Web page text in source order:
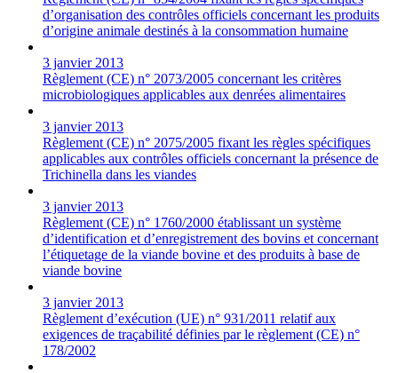
d’organisation des contrôles officiels concernant les produits
d’origine animale destinés à la consommation humaine
3 janvier 2013
Règlement (CE) n° 2073/2005 concernant les critères
microbiologiques applicables aux denrées alimentaires
3 janvier 2013
Règlement (CE) n° 2075/2005 fixant les règles spécifiques
applicables aux contrôles officiels concernant la présence de
Trichinella dans les viandes
3 janvier 2013
Règlement (CE) n° 1760/2000 établissant un système
d’identification et d’enregistrement des bovins et concernant
l’étiquetage de la viande bovine et des produits à base de
viande bovine
3 janvier 2013
Règlement d’exécution (UE) n° 931/2011 relatif aux
exigences de traçabilité définies par le règlement (CE) n°
178/2002